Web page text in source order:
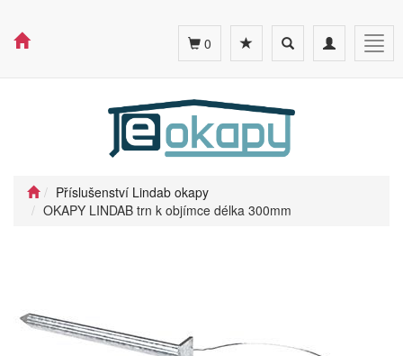
Toggle
navigation
Toggle
search
0
Příslušenství Lindab okapy
OKAPY LINDAB trn k objímce délka 300mm